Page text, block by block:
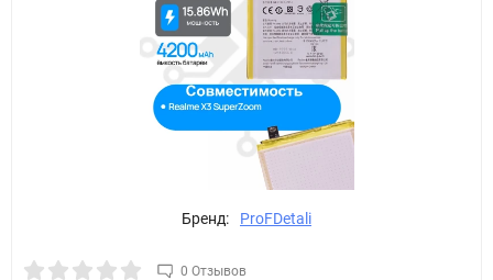
Бренд: ProFDetali
0 Отзывов